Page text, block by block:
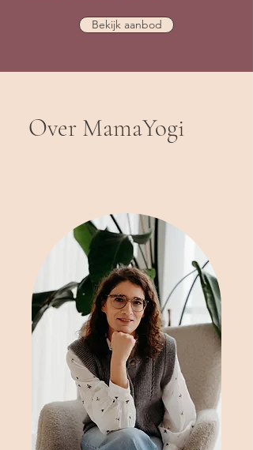
Bekijk aanbod
Over MamaYogi